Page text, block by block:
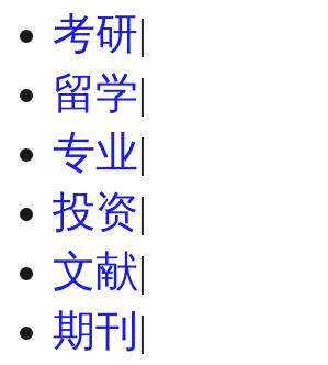
考研|
留学|
专业|
投资|
文献|
期刊 |